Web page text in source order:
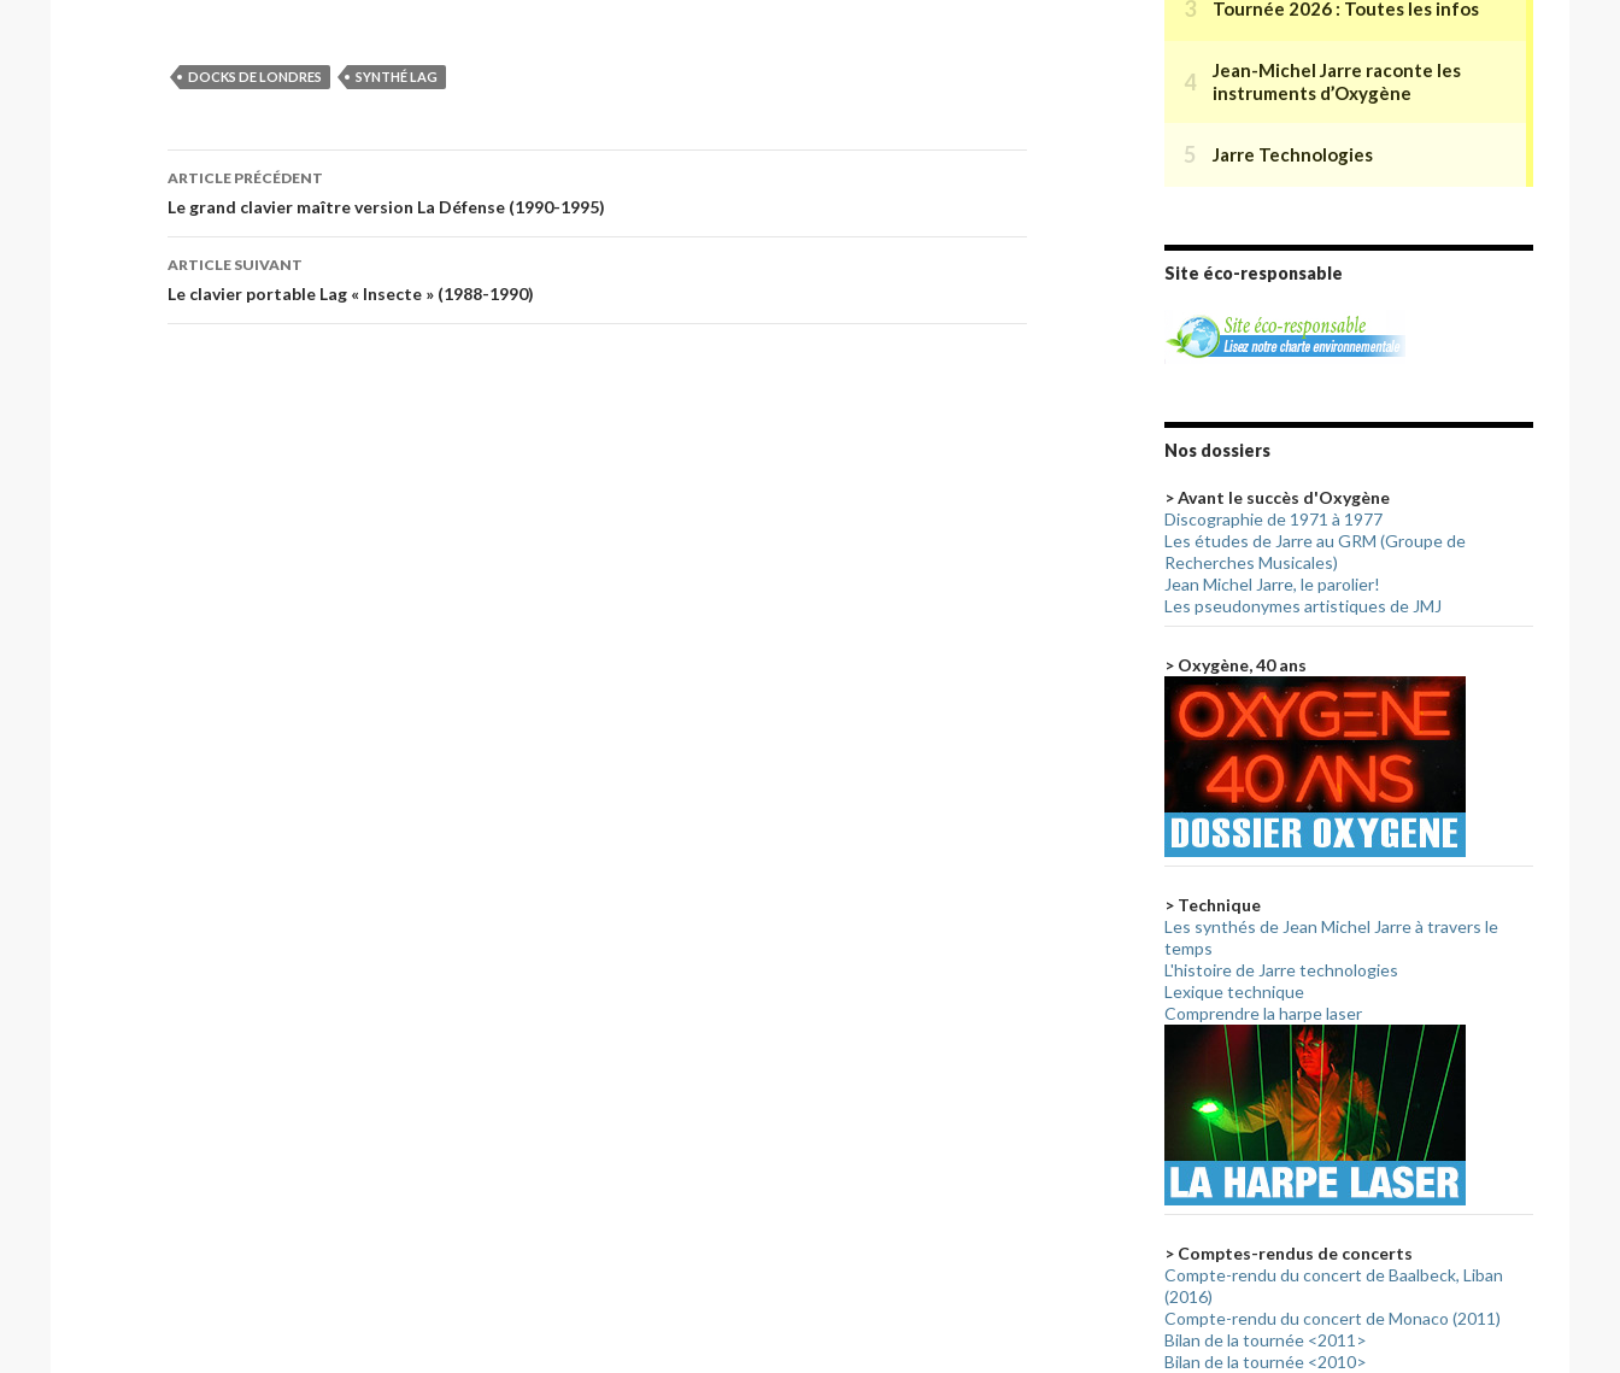
DOCKS DE LONDRES SYNTHÉ LAG
Navigation
des
articles
ARTICLE PRÉCÉDENT
Le grand clavier maître version La Défense (1990-1995)
ARTICLE SUIVANT
Le clavier portable Lag « Insecte » (1988-1990)
Site éco-responsable
Nos dossiers
> Avant le succès d'Oxygène
Discographie de 1971 à 1977
Les études de Jarre au GRM (Groupe de
Recherches Musicales)
Jean Michel Jarre, le parolier!
Les pseudonymes artistiques de JMJ
> Oxygène, 40 ans
> Technique
Les synthés de Jean Michel Jarre à travers le
temps
L'histoire de Jarre technologies
Lexique technique
Comprendre la harpe laser
> Comptes-rendus de concerts
Compte-rendu du concert de Baalbeck, Liban
(2016)
Compte-rendu du concert de Monaco (2011)
Bilan de la tournée <2011>
Bilan de la tournée <2010>